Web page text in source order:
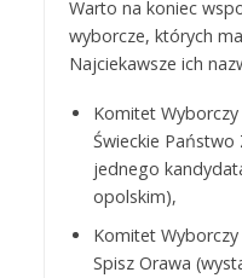
Warto na koniec
wyborcze, których
Najciekawsze ich
Komitet
Świeckie Państwo
jednego
opolskim),
Komitet
Spisz Orawa